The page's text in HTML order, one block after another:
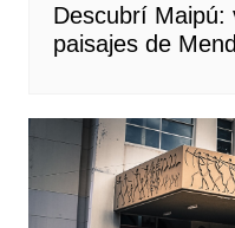
Descubrí Maipú:
paisajes de